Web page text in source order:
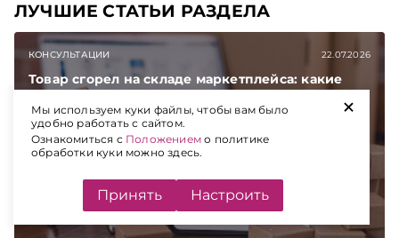
ЛУЧШИЕ СТАТЬИ РАЗДЕЛА
КОНСУЛЬТАЦИИ 22.07.2026
Товар сгорел на складе маркетплейса: какие
шаги срочно предпринять белорусским
продавцам
Несколько дней назад атаке БПЛА
подверглись два крупнейших логистических
центра Wildberries. Реальный ущерб
продавцов, чьи товары хранились на складах,
еще предстоит оценить. Но есть
+
Мы используем куки файлы, чтобы вам было
удобно работать с сайтом.
Ознакомиться с Положением о политике
обработки куки можно здесь.
Принять Настроить